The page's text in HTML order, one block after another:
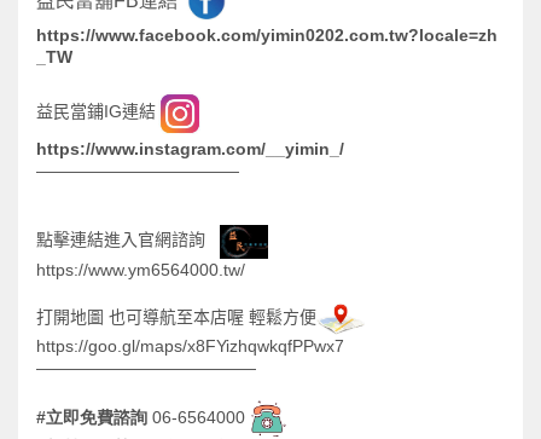
https://www.facebook.com/yimin0202.com.tw?locale=zh
_TW
益民當鋪IG連結
https://www.instagram.com/__yimin_/
————————————
點擊連結進入官網諮詢
https://www.ym6564000.tw/
打開地圖 也可導航至本店喔 輕鬆方便
https://goo.gl/maps/x8FYizhqwkqfPPwx7
—————————————
#立即免費諮詢 06-6564000